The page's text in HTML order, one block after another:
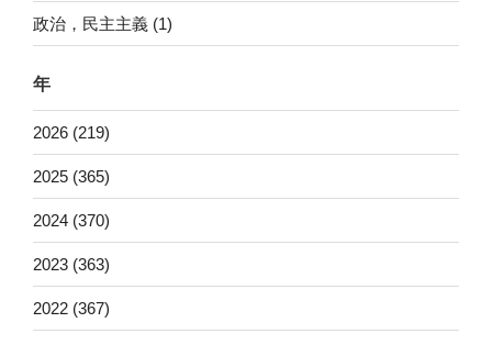
政治，民主主義 (1)
年
2026 (219)
2025 (365)
2024 (370)
2023 (363)
2022 (367)